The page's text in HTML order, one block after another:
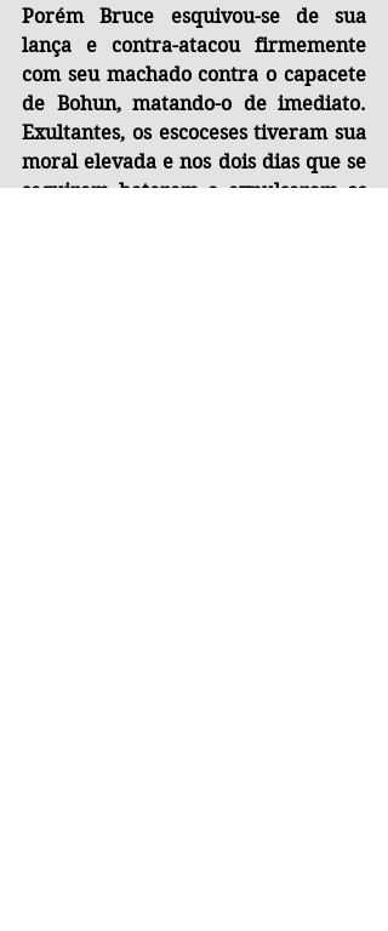
Porém Bruce esquivou-se de sua
lança e contra-atacou firmemente
com seu machado contra o capacete
de Bohun, matando-o de imediato.
Exultantes, os escoceses tiveram sua
moral elevada e nos dois dias que se
seguiram bateram e expulsaram os